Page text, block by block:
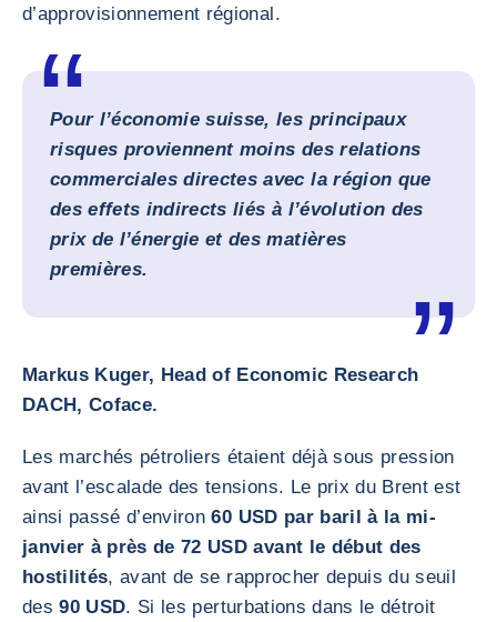
d’approvisionnement régional.
Pour l’économie suisse, les principaux
risques proviennent moins des relations
commerciales directes avec la région que
des effets indirects liés à l’évolution des
prix de l’énergie et des matières
premières.
Markus Kuger, Head of Economic Research
DACH, Coface.
Les marchés pétroliers étaient déjà sous pression
avant l’escalade des tensions. Le prix du Brent est
ainsi passé d’environ60 USD par baril à la mi-
janvier à près de 72 USD avant le début des
hostilités, avant de se rapprocher depuis du seuil
des90 USD. Si les perturbations dans le détroit